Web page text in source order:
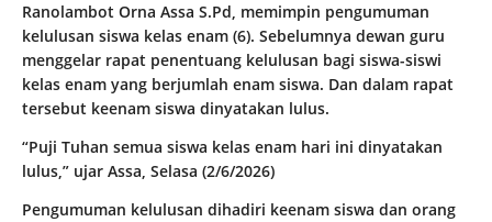
Ranolambot Orna Assa S.Pd, memimpin pengumuman
kelulusan siswa kelas enam (6). Sebelumnya dewan guru
menggelar rapat penentuang kelulusan bagi siswa-siswi
kelas enam yang berjumlah enam siswa. Dan dalam rapat
tersebut keenam siswa dinyatakan lulus.
“Puji Tuhan semua siswa kelas enam hari ini dinyatakan
lulus,” ujar Assa, Selasa (2/6/2026)
Pengumuman kelulusan dihadiri keenam siswa dan orang